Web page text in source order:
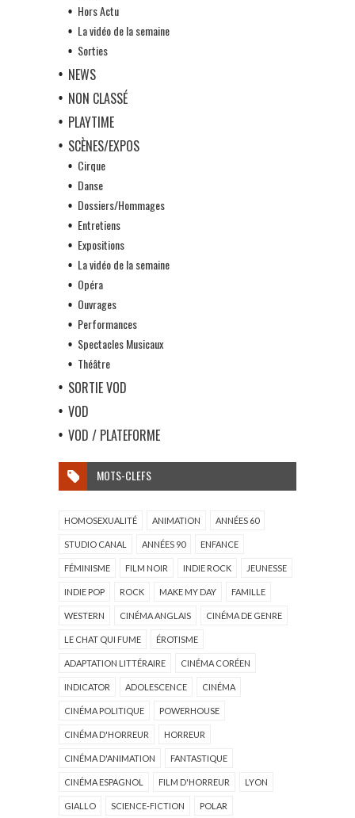
Hors Actu
La vidéo de la semaine
Sorties
NEWS
NON CLASSÉ
PLAYTIME
SCÈNES/EXPOS
Cirque
Danse
Dossiers/Hommages
Entretiens
Expositions
La vidéo de la semaine
Opéra
Ouvrages
Performances
Spectacles Musicaux
Théâtre
SORTIE VOD
VOD
VOD / PLATEFORME
MOTS-CLEFS
HOMOSEXUALITÉ ANIMATION ANNÉES 60
STUDIO CANAL ANNÉES 90 ENFANCE
FÉMINISME FILM NOIR INDIE ROCK JEUNESSE
INDIE POP ROCK MAKE MY DAY FAMILLE
WESTERN CINÉMA ANGLAIS CINÉMA DE GENRE
LE CHAT QUI FUME ÉROTISME
ADAPTATION LITTÉRAIRE CINÉMA CORÉEN
INDICATOR ADOLESCENCE CINÉMA
CINÉMA POLITIQUE POWERHOUSE
CINÉMA D'HORREUR HORREUR
CINÉMA D'ANIMATION FANTASTIQUE
CINÉMA ESPAGNOL FILM D'HORREUR LYON
GIALLO SCIENCE-FICTION POLAR